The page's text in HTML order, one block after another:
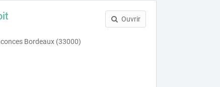
Bordeaux (33000)
Ouvrir